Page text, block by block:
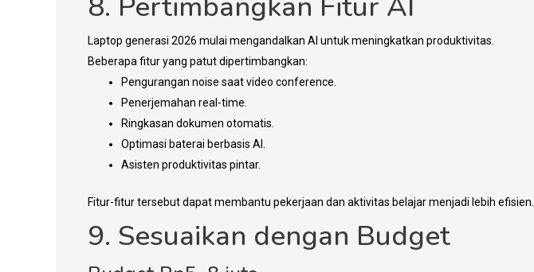
Laptop generasi 2026 mulai mengandalkan AI untuk meningkatkan produktivitas.
Beberapa fitur yang patut dipertimbangkan:
Pengurangan noise saat video conference.
Penerjemahan real-time.
Ringkasan dokumen otomatis.
Optimasi baterai berbasis AI.
Asisten produktivitas pintar.
Fitur-fitur tersebut dapat membantu pekerjaan dan aktivitas belajar menjadi lebih efisien.
9. Sesuaikan dengan Budget